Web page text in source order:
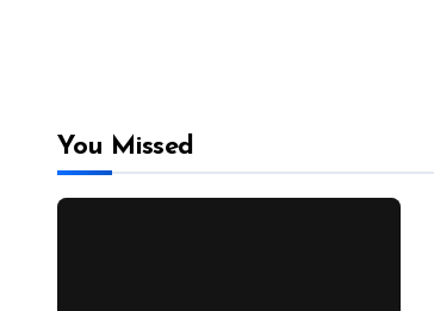
You Missed